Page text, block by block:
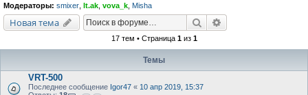
Модераторы: smixer lt.ak vova_k Misha
Новая тема Поиск
17 тем • Страница 1из 1
Темы
VRT-500
Последнее сообщение Igor47 « 10 апр 2019, 15:37